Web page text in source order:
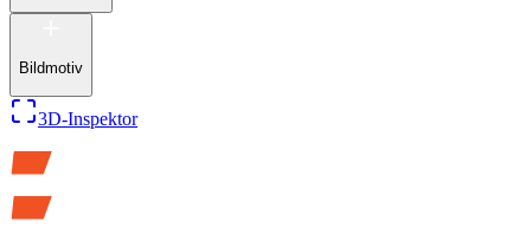
Bildmotiv
3D-Inspektor